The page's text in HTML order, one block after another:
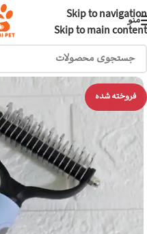
Skip to navigation
Skip to main content
منو
فروخته شده